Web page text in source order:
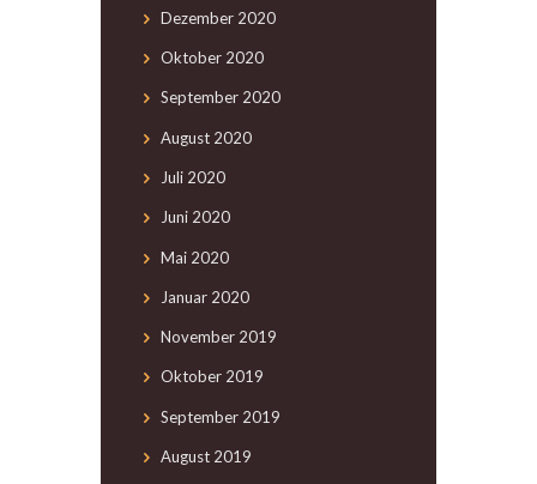
Dezember 2020
Oktober 2020
September 2020
August 2020
Juli 2020
Juni 2020
Mai 2020
Januar 2020
November 2019
Oktober 2019
September 2019
August 2019